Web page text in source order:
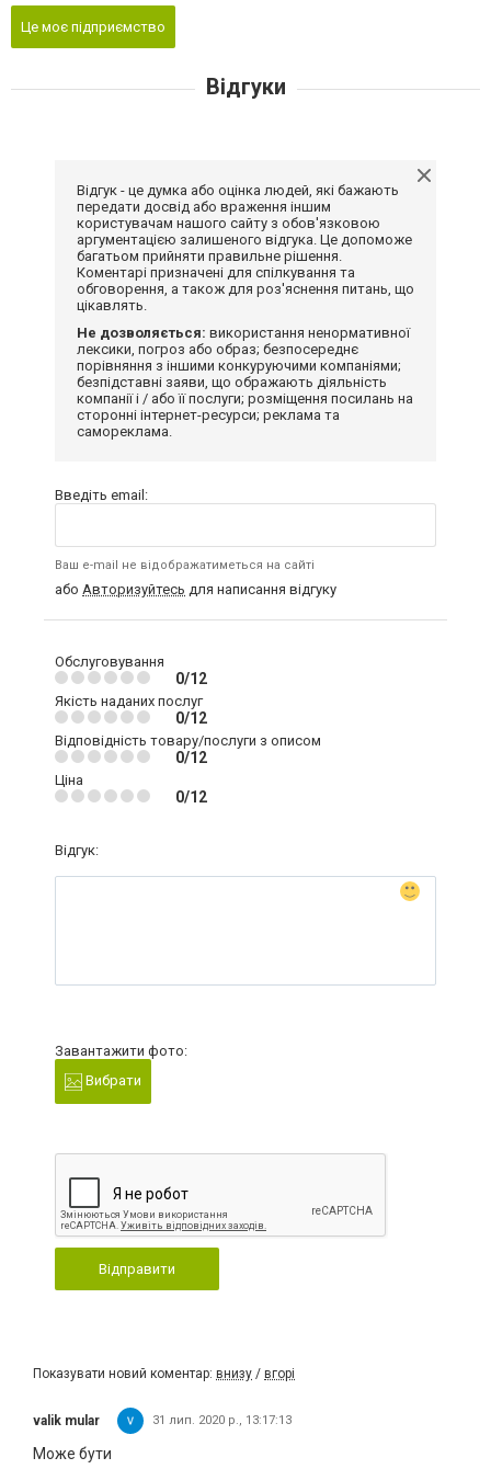
Це моє підприємство
Відгуки
Відгук - це думка або оцінка людей, які бажають
передати досвід або враження іншим
користувачам нашого сайту з обов'язковою
аргументацією залишеного відгука. Це допоможе
багатьом прийняти правильне рішення.
Коментарі призначені для спілкування та
обговорення, а також для роз'яснення питань, що
цікавлять.
Не дозволяється: використання ненормативної
лексики, погроз або образ; безпосереднє
порівняння з іншими конкуруючими компаніями;
безпідставні заяви, що ображають діяльність
компанії і / або її послуги; розміщення посилань на
сторонні інтернет-ресурси; реклама та
самореклама.
Введіть email:
Ваш e-mail не відображатиметься на сайті
або Авторизуйтесь для написання відгуку
Обслуговування
0/12
Якість наданих послуг
0/12
Відповідність товару/послуги з описом
0/12
Ціна
0/12
Відгук:
Завантажити фото:
Вибрати
Відправити
Показувати новий коментар: внизу / вгорі
valik mular 31 лип. 2020 р., 13:17:13
Може бути